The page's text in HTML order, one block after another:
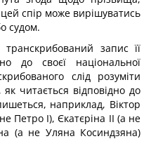
спір може вирішуватись
судом.
запис її
до своєї національної
слід розуміти
читається відповідно до
наприклад, Віктор
Петро І), Єкатєріна II (а не
(а не Уляна Косиндзяна)